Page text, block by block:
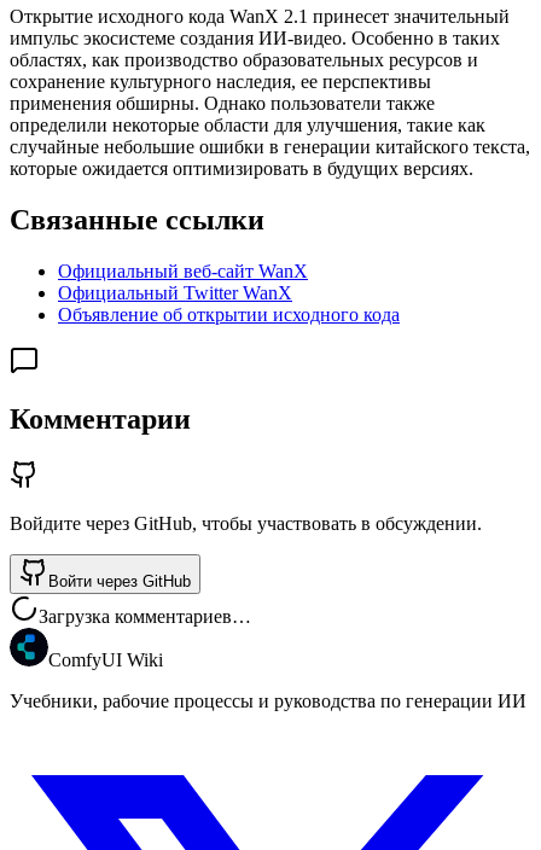
Открытие исходного кода WanX 2.1 принесет значительный
импульс экосистеме создания ИИ-видео. Особенно в таких
областях, как производство образовательных ресурсов и
сохранение культурного наследия, ее перспективы
применения обширны. Однако пользователи также
определили некоторые области для улучшения, такие как
случайные небольшие ошибки в генерации китайского текста,
которые ожидается оптимизировать в будущих версиях.
Связанные ссылки
Официальный веб-сайт WanX
Официальный Twitter WanX
Объявление об открытии исходного кода
Комментарии
Войдите через GitHub, чтобы участвовать в обсуждении.
Войти через GitHub
Загрузка комментариев…
ComfyUI Wiki
Учебники, рабочие процессы и руководства по генерации ИИ